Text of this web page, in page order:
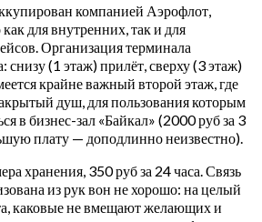
компанией Аэрофлот,
для внутренних, так и для
Организация терминала
снизу (1 этаж) прилёт, сверху (3 этаж)
крайне важный второй этаж, где
душ, для пользования которым
в бизнес-зал «Байкал» (2000 руб за 3
плату — доподлинно неизвестно).
хранения, 350 руб за 24 часа. Связь
из рук вон не хорошо: на целый
каковые не вмещают желающих и